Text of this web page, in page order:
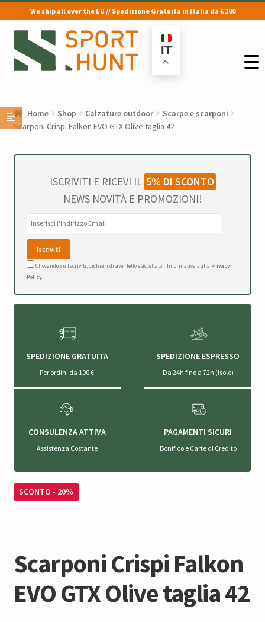
We ship all over the EU // Spedizione Gratuita in Italia da € 100
Vai
alla
navigazione
Vai
al
contenuto
IT
Home Shop Calzature outdoor
Scarpe e scarponi
Scarponi Crispi Falkon EVO GTX Olive taglia 42
ISCRIVITI E RICEVI IL 5% DI SCONTO
NEWS NOVITÀ E PROMOZIONI!
Cliccando su Iscriviti, dichiari di aver letto e accettato l'Informativa sulla Privacy
Policy.
SPEDIZIONE GRATUITA
Per ordini da 100 €
SPEDIZIONE ESPRESSO
Da 24h fino a 72h (Isole)
CONSULENZA ATTIVA
Assistenza Costante
PAGAMENTI SICURI
Bonifico e Carte di Credito
SCONTO - 20%
Scarponi Crispi Falkon
EVO GTX Olive taglia 42